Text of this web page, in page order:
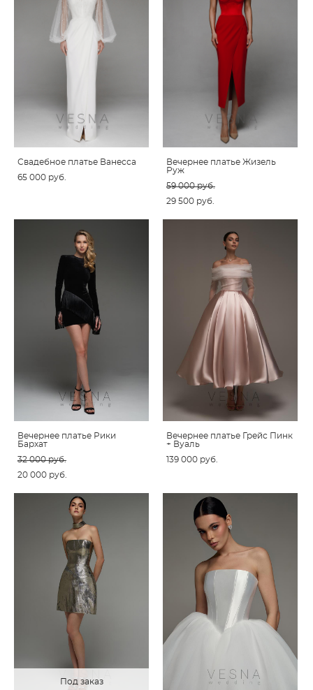
Свадебное платье Ванесса
65 000 pуб.
Вечернее платье Жизель
Руж
59 000 pуб.
29 500 pуб.
Вечернее платье Рики
Бархат
32 000 pуб.
20 000 pуб.
Вечернее платье Грейс Пинк
+ Вуаль
139 000 pуб.
Под заказ